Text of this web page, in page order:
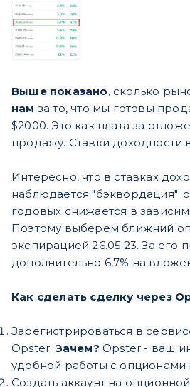
Выше показано, сколько
нам за то, что мы готовы
$2000. Это как плата за
продажу. Ставки доходности
Интересно, что в ставках
наблюдается "бэквордация":
годовых снижается в
Поэтому выберем ближний
экспирацией 26.05.23. За его
дополнительно 6,7% на
Как сделать сделку через
Зарегистрироваться в
Opster. Зачем?Opster - ваш
удобной работы с опционами
Создать аккаунт на